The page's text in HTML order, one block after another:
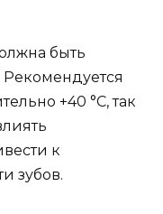
быть
Рекомендуется
+40 °С, так
к
зубов.